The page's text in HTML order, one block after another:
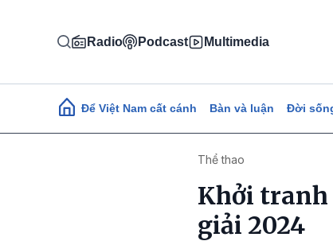
Radio Podcast Multimedia
Main navigation
Để Việt Nam cất cánh Bàn và luận Đời
Thể thao
Khởi tranh
giải 2024